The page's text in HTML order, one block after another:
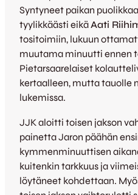
Syntyneet paikan
tyylikkäästi eikäAati
tositoimiin, lukuun
muutama minuutti ennen
Pietarsaarelaiset
kertaalleen, mutta tauolle
lukemissa.
JJK aloitti toisen jakson
painetta Jaron päähän
kymmenminuuttisen
kuitenkin tarkkuus ja
löytäneet kohdettaan.